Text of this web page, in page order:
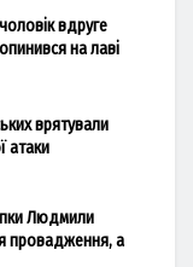
вдруге
на лаві
врятували
атаки
Людмили
провадження, а